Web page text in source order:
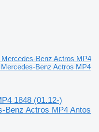
Mercedes-Benz Actros MP4
Benz Actros MP4
1848 (01.12-)
Benz Actros MP4 Antos